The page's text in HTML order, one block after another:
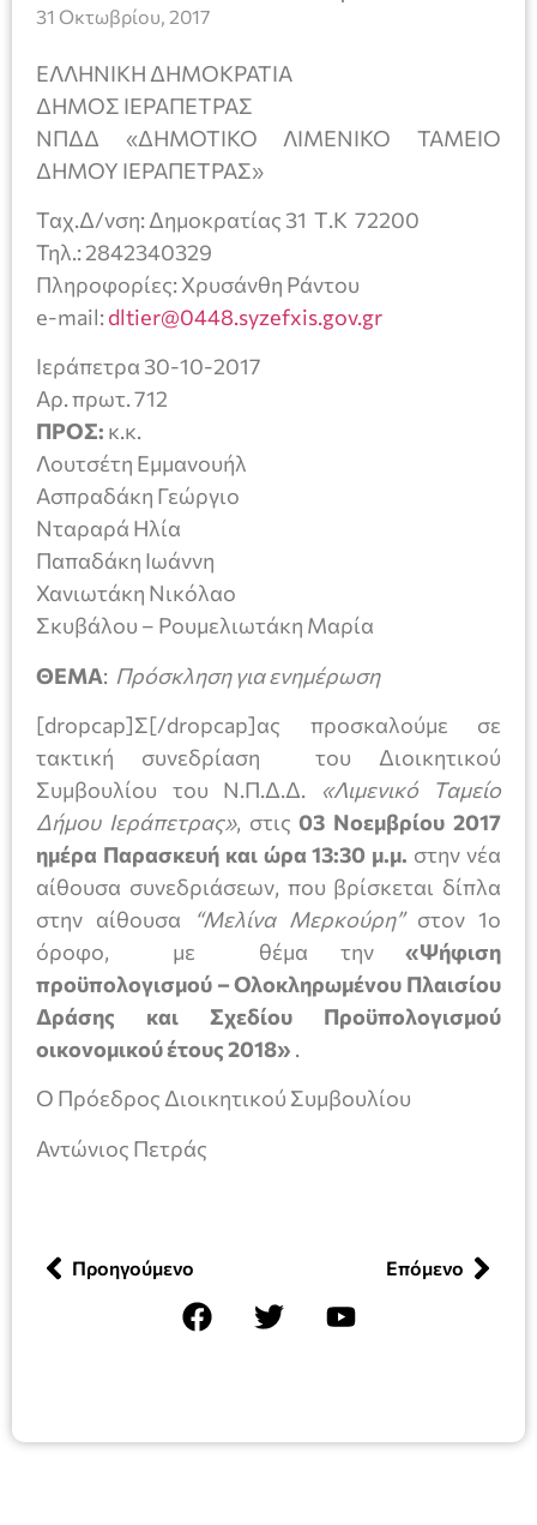
31 Οκτωβρίου, 2017
ΕΛΛΗΝΙΚΗ ΔΗΜΟΚΡΑΤΙΑ
ΔΗΜΟΣ ΙΕΡΑΠΕΤΡΑΣ
ΝΠΔΔ «ΔΗΜΟΤΙΚΟ ΛΙΜΕΝΙΚΟ ΤΑΜΕΙΟ
ΔΗΜΟΥ ΙΕΡΑΠΕΤΡΑΣ»
Ταχ.Δ/νση: Δημοκρατίας 31 Τ.Κ 72200
Τηλ.: 2842340329
Πληροφορίες: Χρυσάνθη Ράντου
e-mail:dltier@0448.syzefxis.gov.gr
Ιεράπετρα 30-10-2017
Αρ. πρωτ. 712
ΠΡΟΣ: κ.κ.
Λουτσέτη Εμμανουήλ
Ασπραδάκη Γεώργιο
Νταραρά Ηλία
Παπαδάκη Ιωάννη
Χανιωτάκη Νικόλαο
Σκυβάλου – Ρουμελιωτάκη Μαρία
ΘΕΜΑ: Πρόσκληση για ενημέρωση
[dropcap]Σ[/dropcap]ας προσκαλούμε σε
τακτική συνεδρίαση του Διοικητικού
Συμβουλίου του Ν.Π.Δ.Δ.
«Λιμενικό Ταμείο
Δήμου Ιεράπετρας», στις 03 Νοεμβρίου2017
ημέρα Παρασκευή και ώρα 13:30 μ.μ. στην νέα
αίθουσα συνεδριάσεων, που βρίσκεται δίπλα
στην αίθουσα
“Μελίνα Μερκούρη”στον 1ο
όροφο, με θέμα την «Ψήφιση
προϋπολογισμού – Ολοκληρωμένου Πλαισίου
Δράσης και Σχεδίου Προϋπολογισμού
οικονομικού έτους 2018» .
Ο Πρόεδρος Διοικητικού Συμβουλίου
Αντώνιος Πετράς
Προηγούμενο Επόμενο